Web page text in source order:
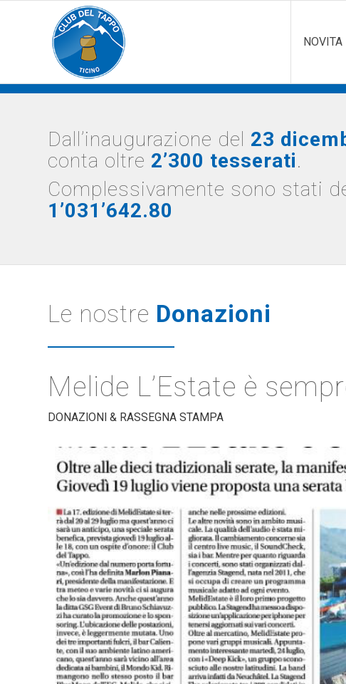
NOVITA
Dall’inaugurazione del 23
conta oltre 2’300 tesserati.
Complessivamente sono stati
1’031’642.80
Le nostre Donazioni
Melide L’Estate è
DONAZIONI & RASSEGNA STAMPA